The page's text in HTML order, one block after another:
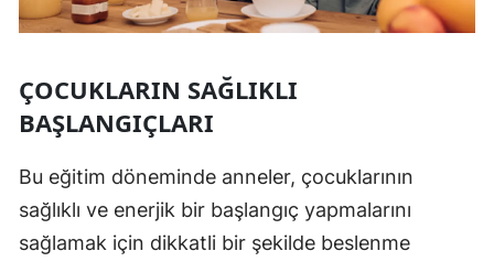
ÇOCUKLARIN SAĞLIKLI
BAŞLANGIÇLARI
Bu eğitim döneminde anneler, çocuklarının
sağlıklı ve enerjik bir başlangıç yapmalarını
sağlamak için dikkatli bir şekilde beslenme